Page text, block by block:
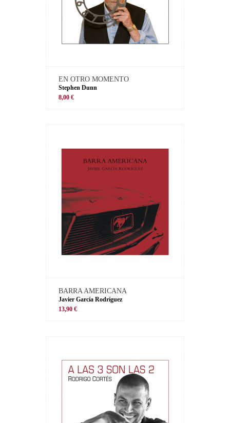
EN OTRO MOMENTO
Stephen Dunn
8,00 €
BARRA AMERICANA
Javier García Rodríguez
13,90 €